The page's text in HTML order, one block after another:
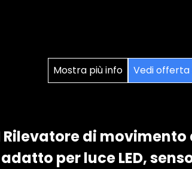
Mostra più info Vedi offerta
Rilevatore di
per luce LED,